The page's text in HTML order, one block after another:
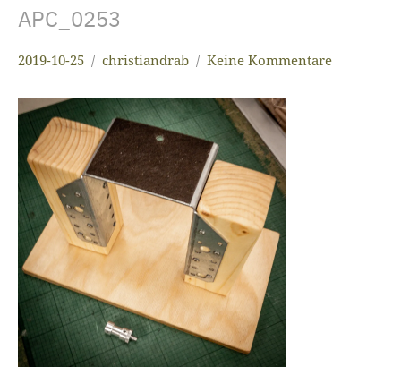
APC_0253
2019-10-25 christiandrab Keine Kommentare